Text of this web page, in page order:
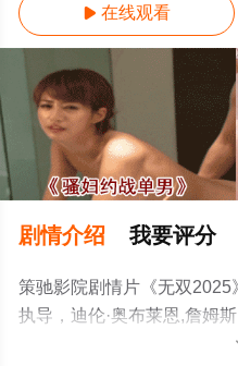
 在线观看
剧情介绍 我要评分
策驰影院剧情片《无双2025
执导，迪伦·奥布莱恩,詹姆
·格拉汉姆,阿基拉·詹塔拉塔